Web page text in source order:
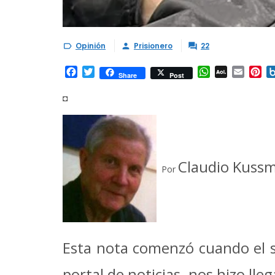
 Opinión  Prisionero  22
Facebook
TwitterShare Post WhatsApp
AOL Email
◘
Por Claudio
Esta nota comenzó cuando el